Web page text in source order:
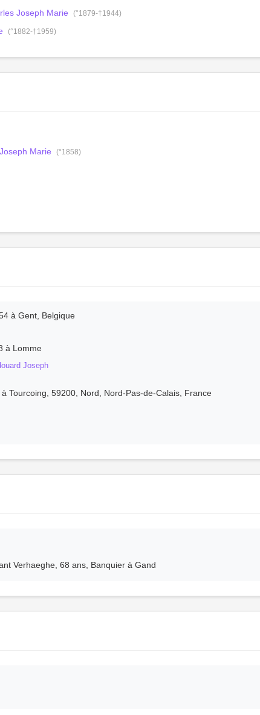
Joseph Marie (°1879-†1944)
(°1882-†1959)
Marie (°1858)
à Gent, Belgique
à Lomme
Joseph
à Tourcoing, 59200, Nord, Nord-Pas-de-Calais, France
Verhaeghe, 68 ans, Banquier à Gand